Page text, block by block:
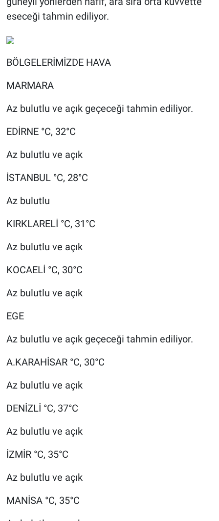
eseceği tahmin ediliyor.
BÖLGELERİMİZDE HAVA
MARMARA
Az bulutlu ve açık geçeceği tahmin ediliyor.
EDİRNE °C, 32°C
Az bulutlu ve açık
İSTANBUL °C, 28°C
Az bulutlu
KIRKLARELİ °C, 31°C
Az bulutlu ve açık
KOCAELİ °C, 30°C
Az bulutlu ve açık
EGE
Az bulutlu ve açık geçeceği tahmin ediliyor.
A.KARAHİSAR °C, 30°C
Az bulutlu ve açık
DENİZLİ °C, 37°C
Az bulutlu ve açık
İZMİR °C, 35°C
Az bulutlu ve açık
MANİSA °C, 35°C